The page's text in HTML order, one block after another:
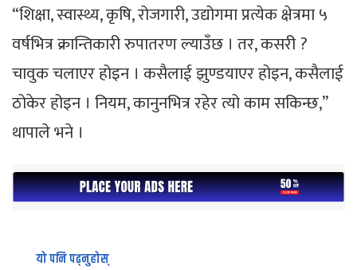
“शिक्षा, स्वास्थ्य, कृषि, रोजगारी, उद्योगमा प्रत्येक क्षेत्रमा ५
वर्षभित्र क्रान्तिकारी रुपातरण ल्याउँछ । तर, कसरी ?
चावुक चलाएर होइन । कसैलाई झुण्डयाएर होइन, कसैलाई
ठोकेर होइन । नियम, कानुनभित्र रहेर त्यो काम सकिन्छ,”
थापाले भने ।
यो पनि पढ्नुहोस्